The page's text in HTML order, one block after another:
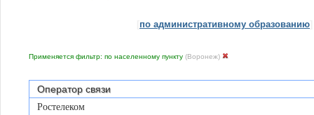
по административному образованию
Применяется фильтр: по населенному пункту (Воронеж)
Оператор связи
Ростелеком